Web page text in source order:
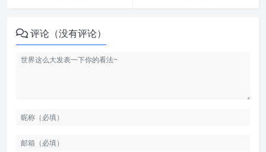
评论（没有评论）